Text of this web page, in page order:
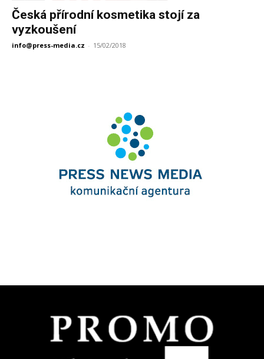
Česká přírodní kosmetika stojí za
vyzkoušení
info@press-media.cz - 15/02/2018